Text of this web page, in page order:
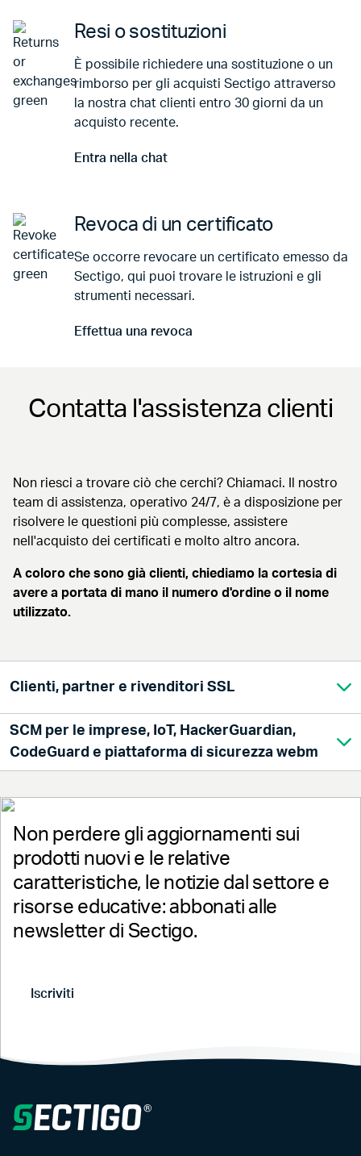
Resi o sostituzioni
È possibile richiedere una sostituzione o un
rimborso per gli acquisti Sectigo attraverso
la nostra chat clienti entro 30 giorni da un
acquisto recente.
Entra nella chat
Vai a Entra nella chat
Revoca di un certificato
Se occorre revocare un certificato emesso da
Sectigo, qui puoi trovare le istruzioni e gli
strumenti necessari.
Effettua una revoca
Vai a Effettua una revoca
Contatta l'assistenza clienti
Non riesci a trovare ciò che cerchi? Chiamaci. Il nostro
team di assistenza, operativo 24/7, è a disposizione per
risolvere le questioni più complesse, assistere
nell'acquisto dei certificati e molto altro ancora.
A coloro che sono già clienti, chiediamo la cortesia di
avere a portata di mano il numero d'ordine o il nome
utilizzato.
Clienti, partner e rivenditori SSL
USA:
+18882666361
Internazionale:
+19147328446
SCM per le imprese, IoT, HackerGuardian,
CodeGuard e piattaforma di sicurezza webm
Lunedì - Venerdì, 4:00–20:00 ET
USA:
+18882562608
Internazionale:
+12097328446
Non perdere gli aggiornamenti sui
prodotti nuovi e le relative
caratteristiche, le notizie dal settore e
risorse educative: abbonati alle
newsletter di Sectigo.
Iscriviti